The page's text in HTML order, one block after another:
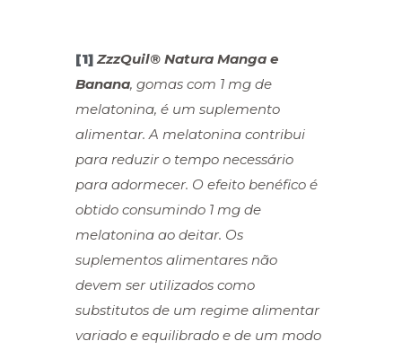
[1] ZzzQuil® Natura Manga e
Banana, gomas com 1 mg de
melatonina, é um suplemento
alimentar. A melatonina contribui
para reduzir o tempo necessário
para adormecer. O efeito benéfico é
obtido consumindo 1 mg de
melatonina ao deitar. Os
suplementos alimentares não
devem ser utilizados como
substitutos de um regime alimentar
variado e equilibrado e de um modo